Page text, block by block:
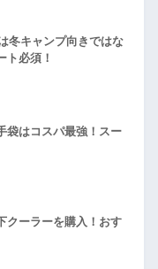
冬キャンプ向きではな
ト必須！
袋はコスパ最強！スー
クーラーを購入！おす